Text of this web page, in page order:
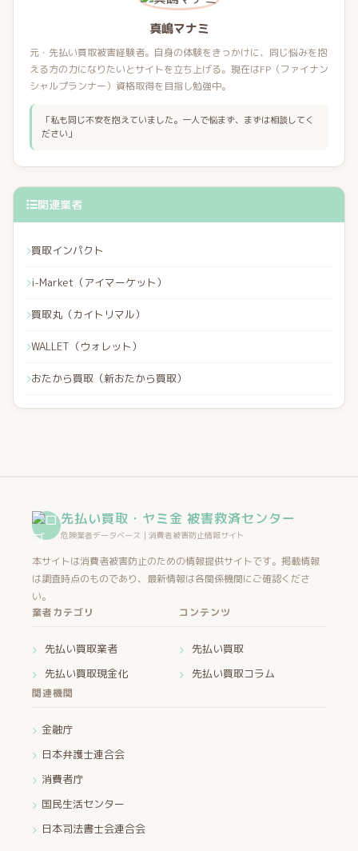
真嶋マナミ
元・先払い買取被害経験者。自身の体験をきっかけに、同じ悩みを抱
える方の力になりたいとサイトを立ち上げる。現在はFP（ファイナン
シャルプランナー）資格取得を目指し勉強中。
「私も同じ不安を抱えていました。一人で悩まず、まずは相談してく
ださい」
関連業者
買取インパクト
i-Market（アイマーケット）
買取丸（カイトリマル）
WALLET（ウォレット）
おたから買取（新おたから買取）
先払い買取・ヤミ金 被害救済センター
危険業者データベース｜消費者被害防止情報サイト
本サイトは消費者被害防止のための情報提供サイトです。掲載情報
は調査時点のものであり、最新情報は各関係機関にご確認くださ
い。
業者カテゴリ
先払い買取業者
先払い買取現金化
コンテンツ
先払い買取
先払い買取コラム
関連機関
金融庁
日本弁護士連合会
消費者庁
国民生活センター
日本司法書士会連合会